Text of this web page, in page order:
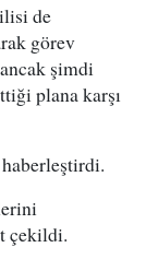
de
görev
ancak şimdi
plana karşı
çekildi.